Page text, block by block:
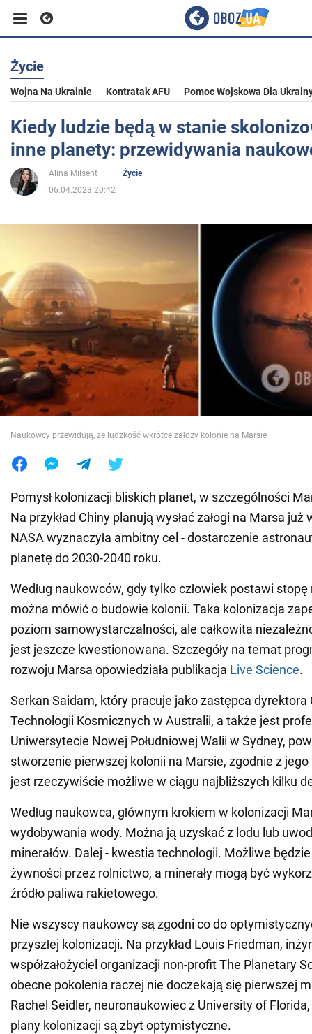
Biznes
Sport
Rozrywka
Społeczeństwo
Wojna na Ukrainie
Świat
Jedzenie
Życie
Wojna Na Ukrainie Kontratak AFU Pomoc Wojskowa Dla
Kiedy ludzie będą w stanie
inne planety: przewidywania
Alina Milsent
Życie
06.04.2023 20:42
Naukowcy przewidują, że ludzkość wkrótce założy kolonie na Marsie
Pomysł kolonizacji bliskich planet, w szczególności
Na przykład Chiny planują wysłać załogi na Marsa już
NASA wyznaczyła ambitny cel - dostarczenie
planetę do 2030-2040 roku.
Według naukowców, gdy tylko człowiek postawi
można mówić o budowie kolonii. Taka kolonizacja
poziom samowystarczalności, ale całkowita
jest jeszcze kwestionowana. Szczegóły na temat
rozwoju Marsa opowiedziała publikacja Live Science.
Serkan Saidam, który pracuje jako zastępca dyrektora
Technologii Kosmicznych w Australii, a także jest
Uniwersytecie Nowej Południowej Walii w Sydney,
stworzenie pierwszej kolonii na Marsie, zgodnie z
jest rzeczywiście możliwe w ciągu najbliższych kilku
Według naukowca, głównym krokiem w kolonizacji
wydobywania wody. Można ją uzyskać z lodu lub
minerałów. Dalej - kwestia technologii. Możliwe
żywności przez rolnictwo, a minerały mogą być
źródło paliwa rakietowego.
Nie wszyscy naukowcy są zgodni co do
przyszłej kolonizacji. Na przykład Louis Friedman,
współzałożyciel organizacji non-profit The Planetary
obecne pokolenia raczej nie doczekają się pierwszej
Rachel Seidler, neuronaukowiec z University of
plany kolonizacji są zbyt optymistyczne.